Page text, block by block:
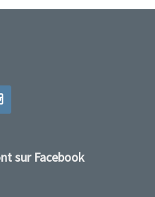
sur Facebook